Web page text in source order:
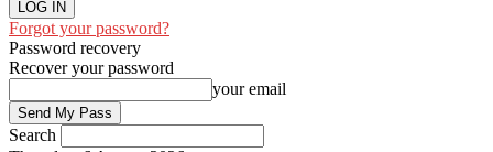
Forgot your password?
Password recovery
Recover your password
your email
Search